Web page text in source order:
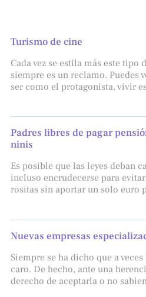
Turismo de cine
Cada vez se estila más este tipo
siempre es un reclamo. Puedes
ser como el protagonista, vivir
Padres libres de pagar
ninis
Es posible que las leyes deban
incluso encrudecerse para
rositas sin aportar un solo euro
Nuevas empresas
Siempre se ha dicho que a
caro. De hecho, ante una
derecho de aceptarla o no